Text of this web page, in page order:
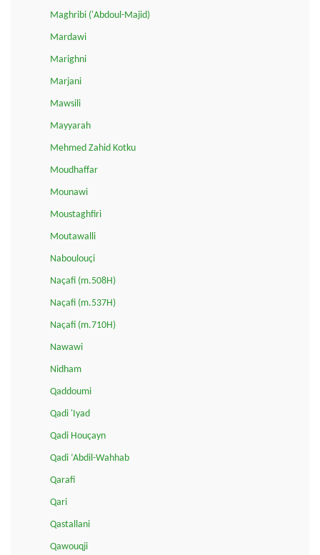
Maghribi ('Abdoul-Majid)
Mardawi
Marighni
Marjani
Mawsili
Mayyarah
Mehmed Zahid Kotku
Moudhaffar
Mounawi
Moustaghfiri
Moutawalli
Naboulouçi
Naçafi (m.508H)
Naçafi (m.537H)
Naçafi (m.710H)
Nawawi
Nidham
Qaddoumi
Qadi 'Iyad
Qadi Houçayn
Qadi ‘Abdil-Wahhab
Qarafi
Qari
Qastallani
Qawouqji